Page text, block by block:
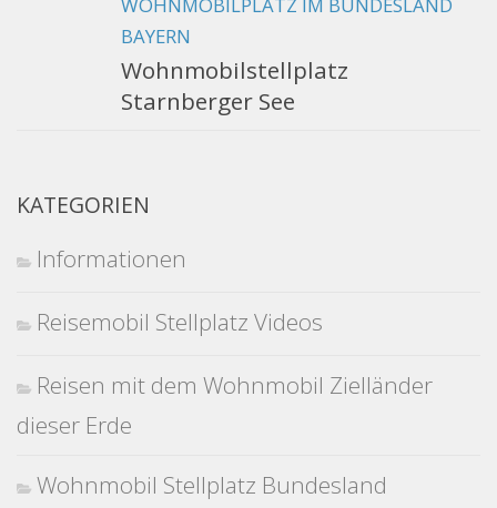
BAYERN
Wohnmobilstellplatz
Starnberger See
KATEGORIEN
Informationen
Reisemobil Stellplatz Videos
Reisen mit dem Wohnmobil Zielländer
dieser Erde
Wohnmobil Stellplatz Bundesland